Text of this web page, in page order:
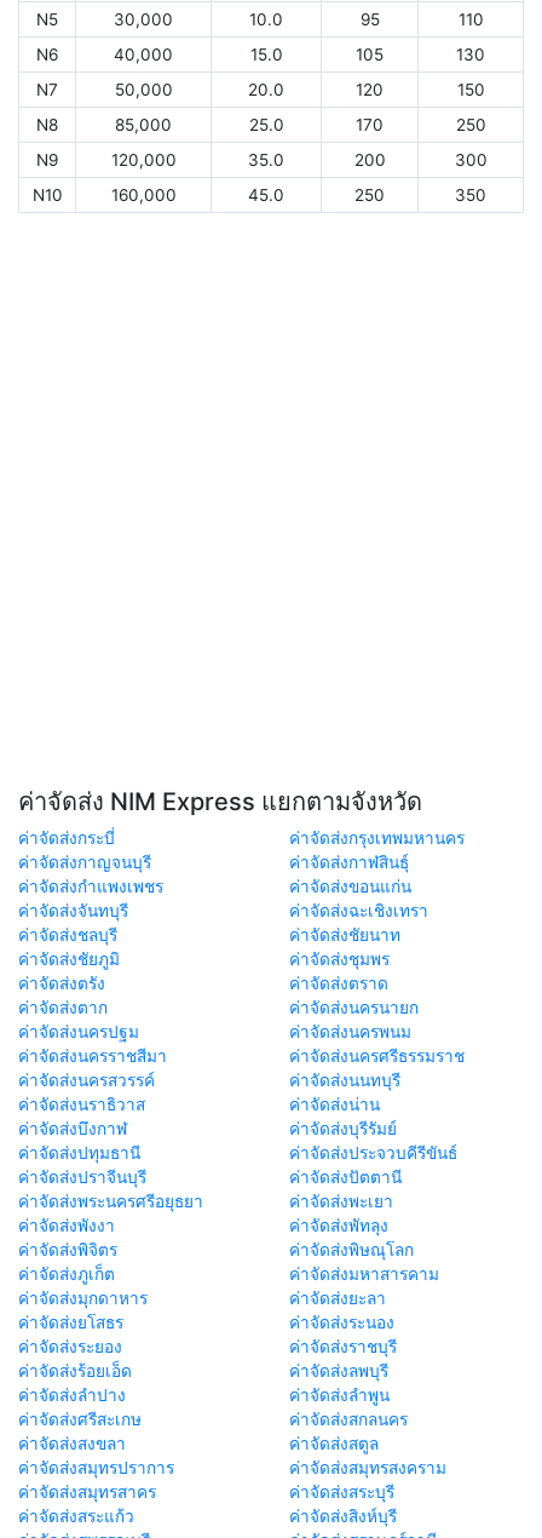
N5
30,000 10.0 95
110
N6
40,000 15.0 105
130
N7
50,000 20.0 120
150
N8
85,000 25.0 170
250
N9
120,000 35.0 200
300
N10
160,000 45.0 250 350
ค่าจัดส่ง NIM Express แยกตามจังหวัด
ค่าจัดส่งกระบี่
ค่าจัดส่งกรุงเทพมหานคร
ค่าจัดส่งกาญจนบุรี
ค่าจัดส่งกาฬสินธุ์
ค่าจัดส่งกำแพงเพชร
ค่าจัดส่งขอนแก่น
ค่าจัดส่งจันทบุรี
ค่าจัดส่งฉะเชิงเทรา
ค่าจัดส่งชลบุรี
ค่าจัดส่งชัยนาท
ค่าจัดส่งชัยภูมิ
ค่าจัดส่งชุมพร
ค่าจัดส่งตรัง
ค่าจัดส่งตราด
ค่าจัดส่งตาก
ค่าจัดส่งนครนายก
ค่าจัดส่งนครปฐม
ค่าจัดส่งนครพนม
ค่าจัดส่งนครราชสีมา
ค่าจัดส่งนครศรีธรรมราช
ค่าจัดส่งนครสวรรค์
ค่าจัดส่งนนทบุรี
ค่าจัดส่งนราธิวาส
ค่าจัดส่งน่าน
ค่าจัดส่งบึงกาฬ
ค่าจัดส่งบุรีรัมย์
ค่าจัดส่งปทุมธานี
ค่าจัดส่งประจวบคีรีขันธ์
ค่าจัดส่งปราจีนบุรี
ค่าจัดส่งปัตตานี
ค่าจัดส่งพระนครศรีอยุธยา
ค่าจัดส่งพะเยา
ค่าจัดส่งพังงา
ค่าจัดส่งพัทลุง
ค่าจัดส่งพิจิตร
ค่าจัดส่งพิษณุโลก
ค่าจัดส่งภูเก็ต
ค่าจัดส่งมหาสารคาม
ค่าจัดส่งมุกดาหาร
ค่าจัดส่งยะลา
ค่าจัดส่งยโสธร
ค่าจัดส่งระนอง
ค่าจัดส่งระยอง
ค่าจัดส่งราชบุรี
ค่าจัดส่งร้อยเอ็ด
ค่าจัดส่งลพบุรี
ค่าจัดส่งลำปาง
ค่าจัดส่งลำพูน
ค่าจัดส่งศรีสะเกษ
ค่าจัดส่งสกลนคร
ค่าจัดส่งสงขลา
ค่าจัดส่งสตูล
ค่าจัดส่งสมุทรปราการ
ค่าจัดส่งสมุทรสงคราม
ค่าจัดส่งสมุทรสาคร
ค่าจัดส่งสระบุรี
ค่าจัดส่งสระแก้ว
ค่าจัดส่งสิงห์บุรี